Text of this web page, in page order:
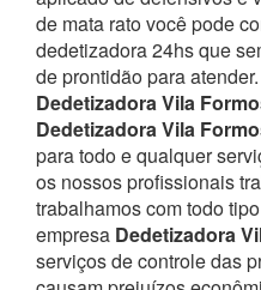
de mata rato você pode
dedetizadora 24hs que
de prontidão para atender.
Dedetizadora Vila
Dedetizadora Vila
para todo e qualquer
os nossos profissionais
trabalhamos com todo
empresa Dedetizadora
serviços de controle das